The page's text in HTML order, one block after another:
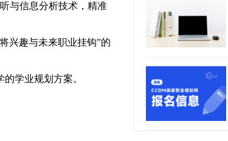
与信息分析技术，精准
兴趣与未来职业挂钩”的
学业规划方案。